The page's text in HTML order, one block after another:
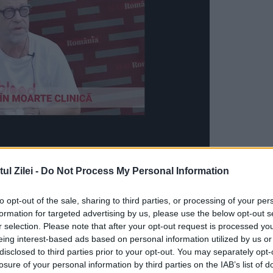
Zilei - Do Not Process My Personal Information
opt-out of the sale, sharing to third parties, or processing of your
for targeted advertising by us, please use the below opt-out
selection. Please note that after your opt-out request is processed
interest-based ads based on personal information utilized by us
to third parties prior to your opt-out. You may separately
of your personal information by third parties on the IAB’s list of
emis special doar pentru biroul în care
şcolar, Tunder Peter. La percheziţie,
şi suma de 400 de euro despre care se
către inspectorul şef adjunct şcolar, mită